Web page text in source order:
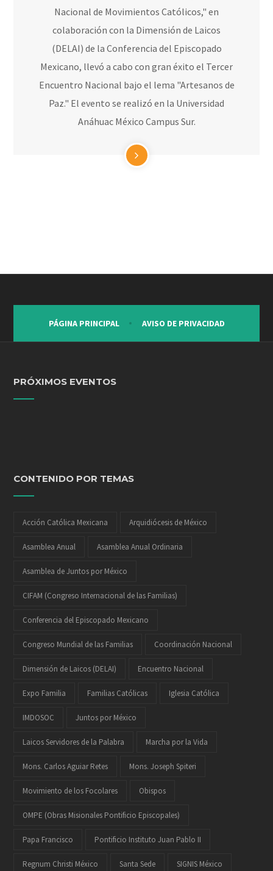
Nacional de Movimientos Católicos," en
colaboración con la Dimensión de Laicos
(DELAI) de la Conferencia del Episcopado
Mexicano, llevó a cabo con gran éxito el Tercer
Encuentro Nacional bajo el lema "Artesanos de
Paz." El evento se realizó en la Universidad
Anáhuac México Campus Sur.
PÁGINA PRINCIPAL AVISO DE PRIVACIDAD
PRÓXIMOS EVENTOS
CONTENIDO POR TEMAS
Acción Católica Mexicana Arquidiócesis de México
Asamblea Anual Asamblea Anual Ordinaria
Asamblea de Juntos por México
CIFAM (Congreso Internacional de las Familias)
Conferencia del Episcopado Mexicano
Congreso Mundial de las Familias Coordinación Nacional
Dimensión de Laicos (DELAI) Encuentro Nacional
Expo Familia Familias Católicas Iglesia Católica
IMDOSOC Juntos por México
Laicos Servidores de la Palabra Marcha por la Vida
Mons. Carlos Aguiar Retes Mons. Joseph Spiteri
Movimiento de los Focolares Obispos
OMPE (Obras Misionales Pontificio Episcopales)
Papa Francisco Pontificio Instituto Juan Pablo II
Regnum Christi México Santa Sede SIGNIS México